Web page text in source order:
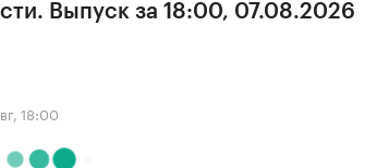
Выпуск за 18:00, 07.08.2026
18:00